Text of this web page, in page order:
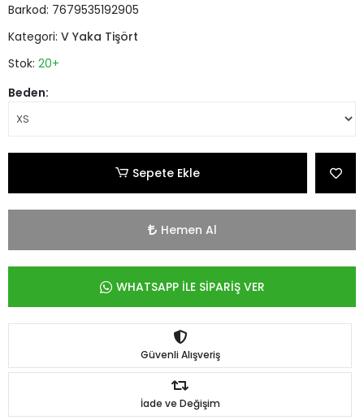
Barkod: 7679535192905
Kategori: V Yaka Tişört
Stok: 20+
Beden:
Sepete Ekle
Hemen Al
WHATSAPP İLE SİPARİŞ VER
Güvenli Alışveriş
İade ve Değişim